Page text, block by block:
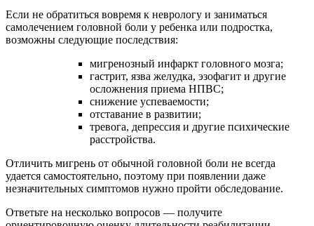
Если не обратиться вовремя к неврологу и заниматься
самолечением головной боли у ребенка или подростка,
возможны следующие последствия:
мигренозный инфаркт головного мозга;
гастрит, язва желудка, эзофагит и другие
осложнения приема НПВС;
снижение успеваемости;
отставание в развитии;
тревога, депрессия и другие психические
расстройства.
Отличить мигрень от обычной головной боли не всегда
удается самостоятельно, поэтому при появлении даже
незначительных симптомов нужно пройти обследование.
Ответьте на несколько вопросов — получите